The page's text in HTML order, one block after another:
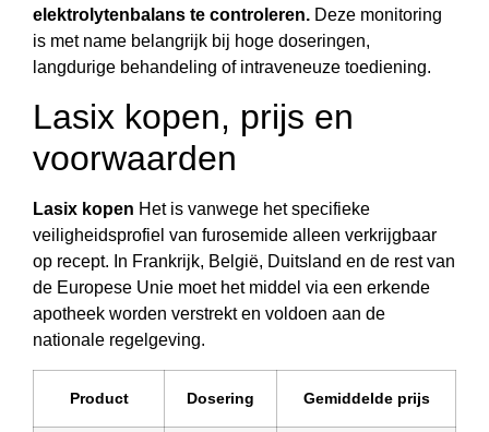
elektrolytenbalans te controleren. Deze monitoring
is met name belangrijk bij hoge doseringen,
langdurige behandeling of intraveneuze toediening.
Lasix kopen, prijs en
voorwaarden
Lasix kopen Het is vanwege het specifieke
veiligheidsprofiel van furosemide alleen verkrijgbaar
op recept. In Frankrijk, België, Duitsland en de rest van
de Europese Unie moet het middel via een erkende
apotheek worden verstrekt en voldoen aan de
nationale regelgeving.
Product Dosering Gemiddelde prijs